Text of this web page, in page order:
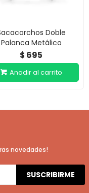
Doble
Palanca Metálico
$ 695
novedades!
SUSCRIBIRME